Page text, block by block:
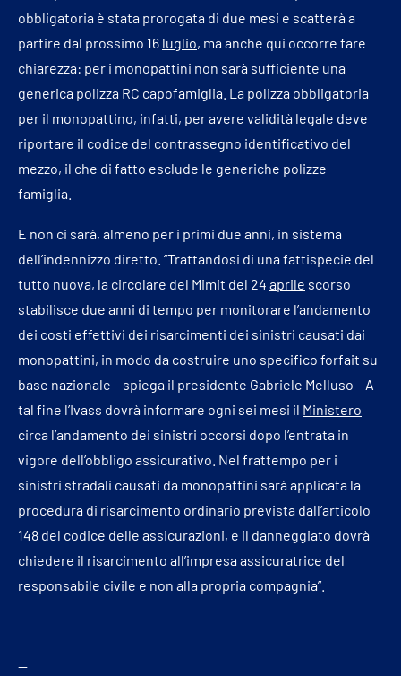
obbligatoria è stata prorogata di due mesi e scatterà a
partire dal prossimo 16 luglio, ma anche qui occorre fare
chiarezza: per i monopattini non sarà sufficiente una
generica polizza RC capofamiglia. La polizza obbligatoria
per il monopattino, infatti, per avere validità legale deve
riportare il codice del contrassegno identificativo del
mezzo, il che di fatto esclude le generiche polizze
famiglia.
E non ci sarà, almeno per i primi due anni, in sistema
dell’indennizzo diretto. “Trattandosi di una fattispecie del
tutto nuova, la circolare del Mimit del 24 aprile scorso
stabilisce due anni di tempo per monitorare l’andamento
dei costi effettivi dei risarcimenti dei sinistri causati dai
monopattini, in modo da costruire uno specifico forfait su
base nazionale – spiega il presidente Gabriele Melluso – A
tal fine l’Ivass dovrà informare ogni sei mesi il Ministero
circa l’andamento dei sinistri occorsi dopo l’entrata in
vigore dell’obbligo assicurativo. Nel frattempo per i
sinistri stradali causati da monopattini sarà applicata la
procedura di risarcimento ordinario prevista dall’articolo
148 del codice delle assicurazioni, e il danneggiato dovrà
chiedere il risarcimento all’impresa assicuratrice del
responsabile civile e non alla propria compagnia”.
—